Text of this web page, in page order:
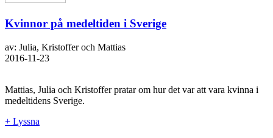
Kvinnor på medeltiden i Sverige
av: Julia, Kristoffer och Mattias
2016-11-23
Mattias, Julia och Kristoffer pratar om hur det var att vara kvinna i
medeltidens Sverige.
+ Lyssna